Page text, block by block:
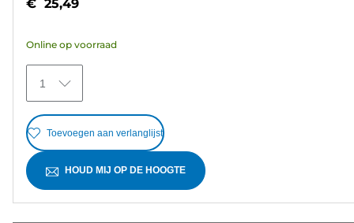
de
sterren.
371
beoordelingen
€ 25,49
Online op voorraad
1
Toevoegen aan verlanglijst
HOUD MIJ OP DE HOOGTE